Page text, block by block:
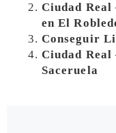
Ciudad
en El
Conseguir
Ciudad
Saceruela